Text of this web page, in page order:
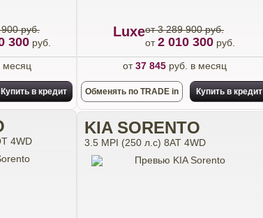
руб.
300 руб.
Купить в кредит
Luxeот 3 289 900 руб.
от2 010 300 руб.
от37 845руб. в месяц
Обменять по TRADE in Купить в кредит
4WD
KIA SORENTO
3.5 MPI (250 л.с) 8AT 4WD